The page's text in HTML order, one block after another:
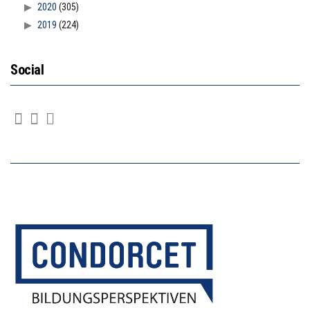
2020 (305)
2019 (224)
Social